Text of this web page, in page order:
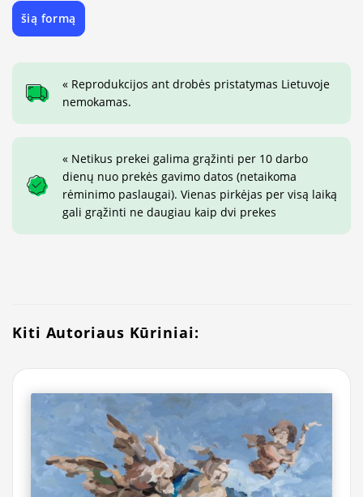
šią formą
« Reprodukcijos ant drobės pristatymas Lietuvoje
nemokamas.
« Netikus prekei galima grąžinti per 10 darbo
dienų nuo prekės gavimo datos (netaikoma
rėminimo paslaugai). Vienas pirkėjas per visą laiką
gali grąžinti ne daugiau kaip dvi prekes
Kiti Autoriaus Kūriniai: